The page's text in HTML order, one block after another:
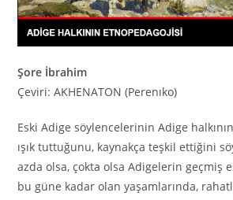
Şore İbrahim
Çeviri: AKHENATON (Perenıko)
Eski Adige söylencelerinin Adige
ışık tuttuğunu, kaynakça teşkil ettiğini
azda olsa, çokta olsa Adigelerin geçmiş
bu güne kadar olan yaşamlarında,